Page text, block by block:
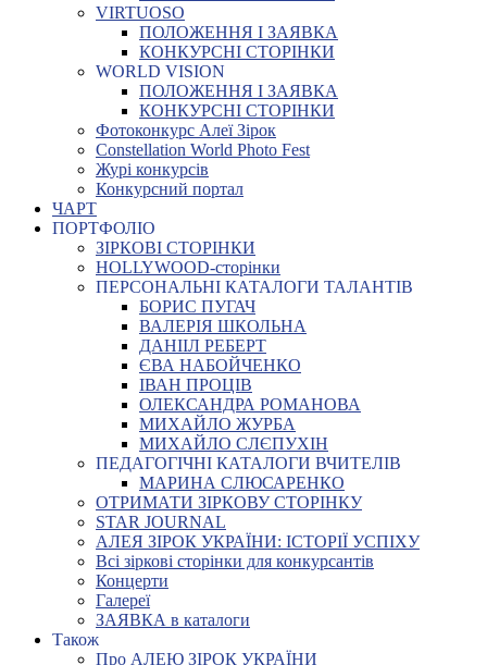
VIRTUOSO
ПОЛОЖЕННЯ І ЗАЯВКА
КОНКУРСНІ СТОРІНКИ
WORLD VISION
ПОЛОЖЕННЯ І ЗАЯВКА
КОНКУРСНІ СТОРІНКИ
Фотоконкурс Алеї Зірок
Constellation World Photo Fest
Журі конкурсів
Конкурсний портал
ЧАРТ
ПОРТФОЛІО
ЗІРКОВІ СТОРІНКИ
HOLLYWOOD-сторінки
ПЕРСОНАЛЬНІ КАТАЛОГИ ТАЛАНТІВ
БОРИС ПУГАЧ
ВАЛЕРІЯ ШКОЛЬНА
ДАНІІЛ РЕБЕРТ
ЄВА НАБОЙЧЕНКО
ІВАН ПРОЦІВ
ОЛЕКСАНДРА РОМАНОВА
МИХАЙЛО ЖУРБА
МИХАЙЛО СЛЄПУХІН
ПЕДАГОГІЧНІ КАТАЛОГИ ВЧИТЕЛІВ
МАРИНА СЛЮСАРЕНКО
ОТРИМАТИ ЗІРКОВУ СТОРІНКУ
STAR JOURNAL
АЛЕЯ ЗІРОК УКРАЇНИ: ІСТОРІЇ УСПІХУ
Всі зіркові сторінки для конкурсантів
Концерти
Галереї
ЗАЯВКА в каталоги
Також
Про АЛЕЮ ЗІРОК УКРАЇНИ